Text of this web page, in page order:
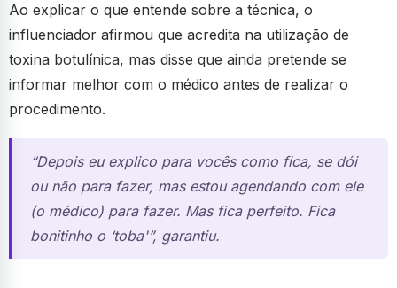
Ao explicar o que entende sobre a técnica, o
influenciador afirmou que acredita na utilização de
toxina botulínica, mas disse que ainda pretende se
informar melhor com o médico antes de realizar o
procedimento.
“Depois eu explico para vocês como fica, se dói
ou não para fazer, mas estou agendando com ele
(o médico) para fazer. Mas fica perfeito. Fica
bonitinho o ‘toba'”, garantiu.